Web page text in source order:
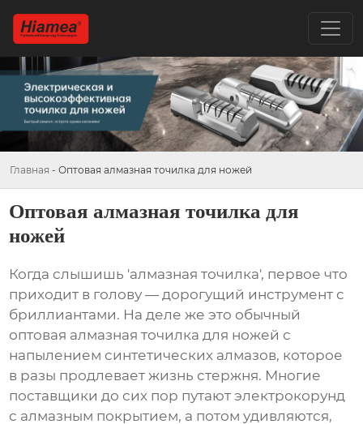
Главная - Оптовая алмазная точилка для ножей
Оптовая алмазная точилка для
ножей
Когда слышишь 'алмазная точилка', первое что
приходит в голову — дорогущий инструмент с
бриллиантами. На деле же это обычный
оптовая алмазная точилка для ножей с
напылением синтетических алмазов, которое
в разы продлевает жизнь стержня. Многие
поставщики до сих пор путают электрокорунд
с алмазным покрытием, а потом удивляются,